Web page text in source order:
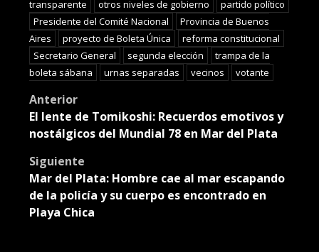
transparente
otros niveles de gobierno
partido político
Presidente del Comité Nacional
Provincia de Buenos
Aires
proyecto de Boleta Única
reforma constitucional
Secretario General
segunda elección
trampa de la
boleta sábana
urnas separadas vecinos votante
Post
navigation
Anterior
El lente de Tomikoshi: Recuerdos emotivos y
nostálgicos del Mundial 78 en Mar del Plata
Siguiente
Mar del Plata: Hombre cae al mar escapando
de la policía y su cuerpo es encontrado en
Playa Chica